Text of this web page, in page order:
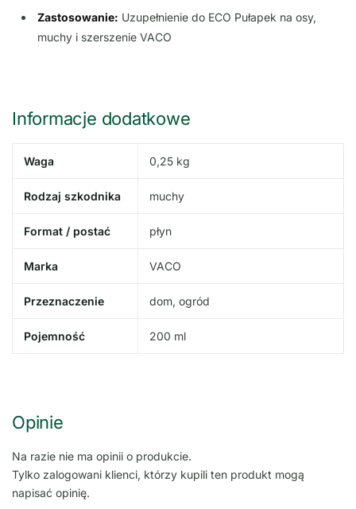
Zastosowanie: Uzupełnienie do ECO Pułapek na osy,
muchy i szerszenie VACO
Informacje dodatkowe
Waga 0,25 kg
Rodzaj szkodnika muchy
Format / postać płyn
Marka VACO
Przeznaczenie dom, ogród
Pojemność 200 ml
Opinie
Na razie nie ma opinii o produkcie.
Tylko zalogowani klienci, którzy kupili ten produkt mogą
napisać opinię.